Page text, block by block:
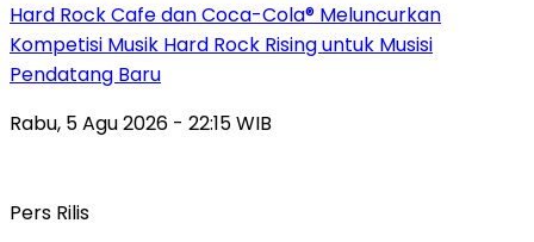
Hard Rock Cafe dan Coca-Cola® Meluncurkan
Kompetisi Musik Hard Rock Rising untuk Musisi
Pendatang Baru
Rabu, 5 Agu 2026 - 22:15 WIB
Pers Rilis